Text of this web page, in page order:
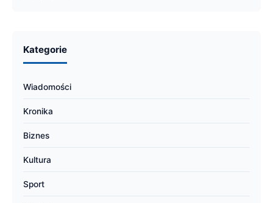
Kategorie
Wiadomości
Kronika
Biznes
Kultura
Sport